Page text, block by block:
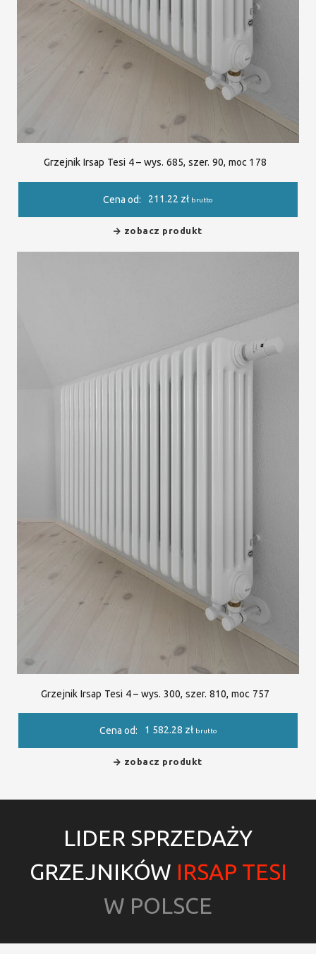
Grzejnik Irsap Tesi 4 – wys. 685, szer. 90, moc 178
Cena od: 211.22 zł brutto
zobacz produkt
Grzejnik Irsap Tesi 4 – wys. 300, szer. 810, moc 757
Cena od: 1 582.28 zł brutto
zobacz produkt
LIDER SPRZEDAŻY
GRZEJNIKÓW IRSAP TESI
W POLSCE